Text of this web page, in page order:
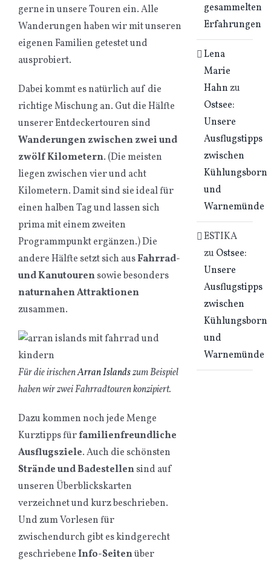
gerne in unsere Touren ein. Alle
Wanderungen haben wir mit unseren
eigenen Familien getestet und
ausprobiert.
Dabei kommt es natürlich auf die
richtige Mischung an. Gut die Hälfte
unserer Entdeckertouren sind
Wanderungen zwischen zwei und
zwölf Kilometern. (Die meisten
liegen zwischen vier und acht
Kilometern. Damit sind sie ideal für
einen halben Tag und lassen sich
prima mit einem zweiten
Programmpunkt ergänzen.) Die
andere Hälfte setzt sich ausFahrrad-
und Kanutourensowie besonders
naturnahen Attraktionen
zusammen.
Für die irischenArran Islandszum Beispiel
haben wir zwei Fahrradtouren konzipiert.
Dazu kommen noch jede Menge
Kurztipps fürfamilienfreundliche
Ausflugsziele. Auch die schönsten
Strände und Badestellensind auf
unseren Überblickskarten
verzeichnet und kurz beschrieben.
Und zum Vorlesen für
zwischendurch gibt es kindgerecht
geschriebeneInfo-Seitenüber
gesammelten
Erfahrungen
Lena
Marie
Hahnzu
Ostsee:
Unsere
Ausflugstipps
zwischen
Kühlungsborn
und
Warnemünde
ESTIKA
zu Ostsee:
Unsere
Ausflugstipps
zwischen
Kühlungsborn
und
Warnemünde